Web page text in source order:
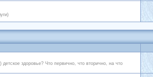
здоровье? Что первично, что вторично, на что